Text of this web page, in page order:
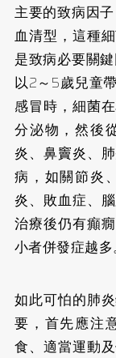
主要的致病因
血清型，這種
是致病必要關
以2～5歲兒童
感冒時，細菌
分泌物，然後
炎、鼻竇炎、
病，如關節炎
炎、敗血症、
治療後仍有癲
小者併發症越多
如此可怕的肺
要，首先應注
食、適當運動